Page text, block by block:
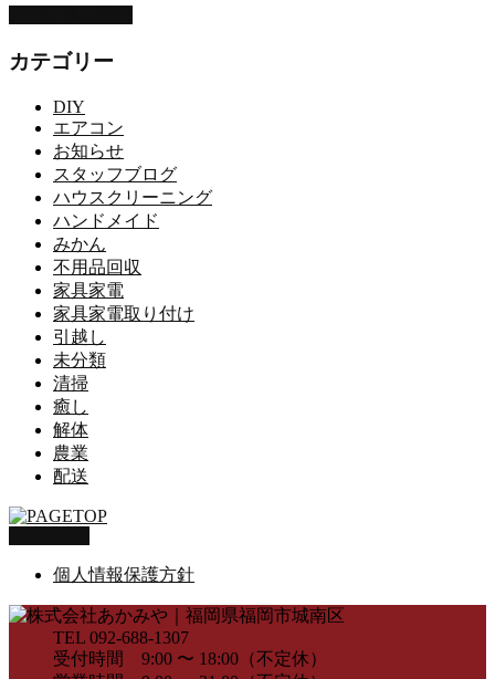
カテゴリー
DIY
エアコン
お知らせ
スタッフブログ
ハウスクリーニング
ハンドメイド
みかん
不用品回収
家具家電
家具家電取り付け
引越し
未分類
清掃
癒し
解体
農業
配送
個人情報保護方針
TEL 092-688-1307
受付時間 9:00 〜 18:00（不定休）